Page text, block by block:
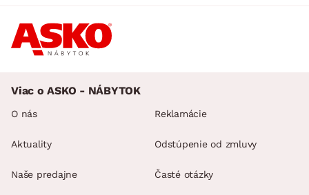
Viac o ASKO - NÁBYTOK
O nás
Aktuality
Naše predajne
Reklamácie
Odstúpenie od zmluvy
Časté otázky